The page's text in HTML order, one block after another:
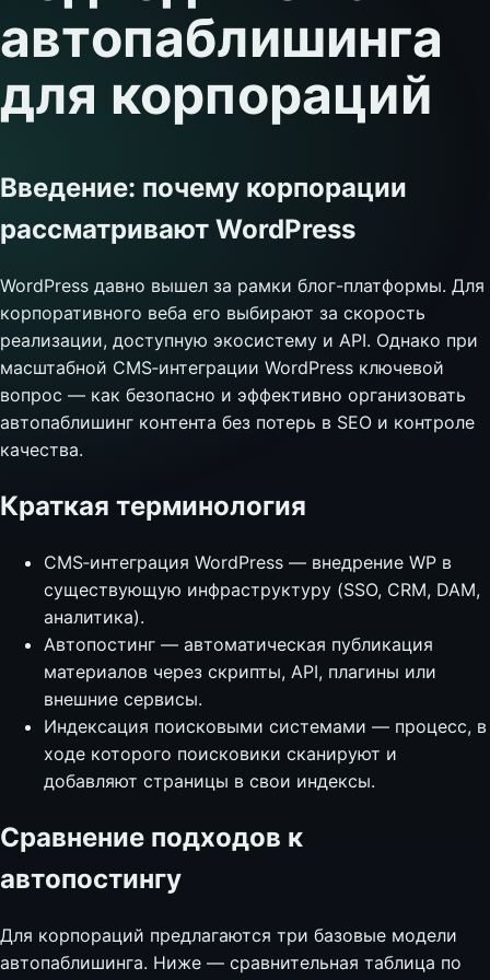
автопаблишинга
для корпораций
Введение: почему корпорации
рассматривают WordPress
WordPress давно вышел за рамки блог-платформы. Для
корпоративного веба его выбирают за скорость
реализации, доступную экосистему и API. Однако при
масштабной CMS‑интеграции WordPress ключевой
вопрос — как безопасно и эффективно организовать
автопаблишинг контента без потерь в SEO и контроле
качества.
Краткая терминология
CMS‑интеграция WordPress — внедрение WP в
существующую инфраструктуру (SSO, CRM, DAM,
аналитика).
Автопостинг — автоматическая публикация
материалов через скрипты, API, плагины или
внешние сервисы.
Индексация поисковыми системами — процесс, в
ходе которого поисковики сканируют и
добавляют страницы в свои индексы.
Сравнение подходов к
автопостингу
Для корпораций предлагаются три базовые модели
автопаблишинга. Ниже — сравнительная таблица по